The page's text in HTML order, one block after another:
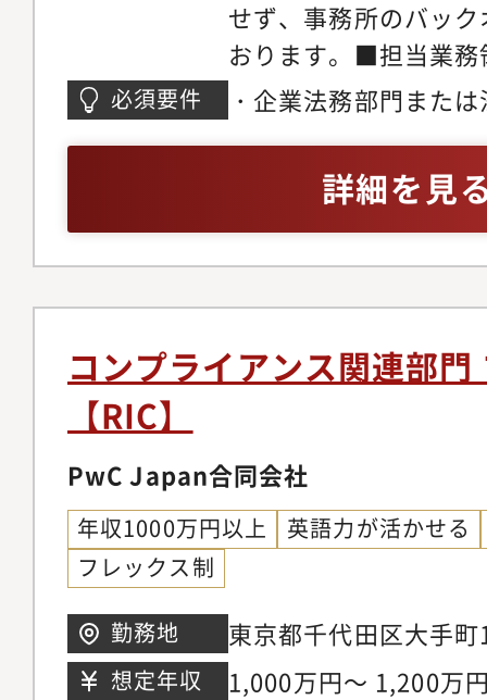
ティング部門や情報
例もあります。リス
クホルダーと折衝し
た経験が活かされ、
すます重要度を増す
この活動を企業内部
していく中で、自身
キャリア展望につな
業部、子会社の幹部
コミュニケーション
豊富にあります。コ
報を得るために、社
活動が必須であり、
期待でき、お互いを
ながる職場です。
せず、事務所のバッ
おります。■担当業
務（主担当業務）・
務・クライアント部
る問い合わせ対応・
シーに合致している
契約レビュープロセ
内の他の専門部署と
ネジメント及びチー
ビュー業務の効率化
情報保護法対応・犯
税理士法その他関連
業務・クライアント
務・エンゲージメン
質管理に係るルール
必須要件
・企業法務部門また
かにおいて十分な実
ライアンス／リスク
モニタリングにかか
経験・プロジェクト
的に業務で英語を使
いガイドラインやル
ジェクトを完遂できる
詳細を見
コンプライアンス関連部
【RIC】
PwC Japan合同会社
年収1000万円以上
英語力が活かせる
フレックス制
勤務地
東京都千代田区大手
Tower
想定年収 1,000万円～ 1,200万